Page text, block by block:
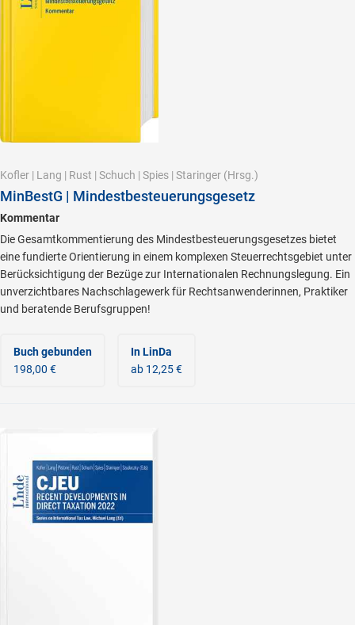
Kofler | Lang | Rust | Schuch | Spies | Staringer (Hrsg.)
MinBestG | Mindestbesteuerungsgesetz
Kommentar
Die Gesamtkommentierung des Mindestbesteuerungsgesetzes bietet
eine fundierte Orientierung in einem komplexen Steuerrechtsgebiet unter
Berücksichtigung der Bezüge zur Internationalen Rechnungslegung. Ein
unverzichtbares Nachschlagewerk für Rechtsanwenderinnen, Praktiker
und beratende Berufsgruppen!
Buch gebunden
198,00 €
In LinDa
ab 12,25 €